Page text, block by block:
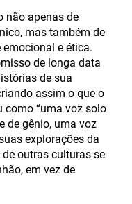
não apenas de
mas também de
e ética.
de longa data
de sua
assim o que o
como “uma voz solo
de gênio, uma voz
explorações da
outras culturas se
em vez de